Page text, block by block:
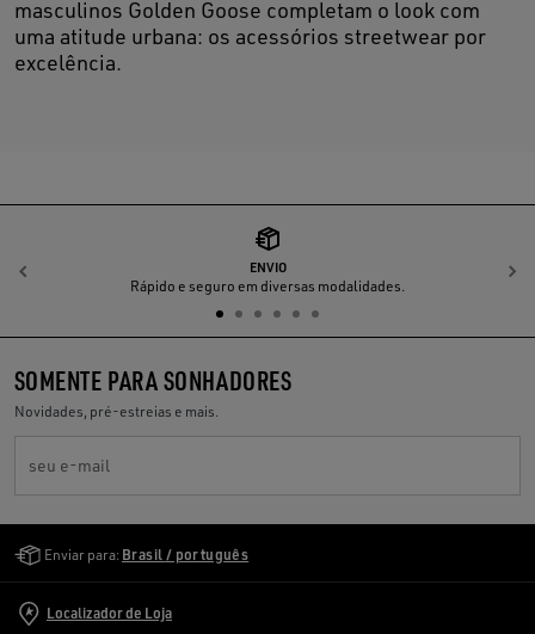
masculinos Golden Goose completam o look com
uma atitude urbana: os acessórios streetwear por
excelência.
ENVIO
Rápido e seguro em diversas modalidades.
Anterior
SOMENTE PARA SONHADORES
Novidades, pré-estreias e mais.
seu e-mail
Enviar para: Brasil / português
Localizador de Loja